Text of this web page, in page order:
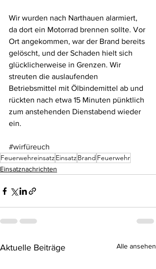
Wir wurden nach Narthauen alarmiert,
da dort ein Motorrad brennen sollte. Vor
Ort angekommen, war der Brand bereits
gelöscht, und der Schaden hielt sich
glücklicherweise in Grenzen. Wir
streuten die auslaufenden
Betriebsmittel mit Ölbindemittel ab und
rückten nach etwa 15 Minuten pünktlich
zum anstehenden Dienstabend wieder
ein.
#wirfüreuch
FeuerwehreinsatzEinsatzBrand Feuerwehr
Einsatznachrichten
Aktuelle Beiträge Alle ansehen